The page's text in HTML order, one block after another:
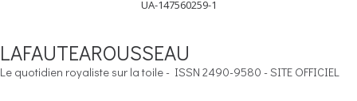
UA-147560259-1
LAFAUTEAROUSSEAU
Le quotidien royaliste sur la toile - ISSN 2490-9580 - SITE OFFICIEL